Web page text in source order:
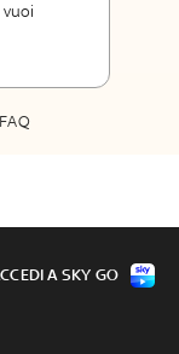
vuoi
A SKY GO